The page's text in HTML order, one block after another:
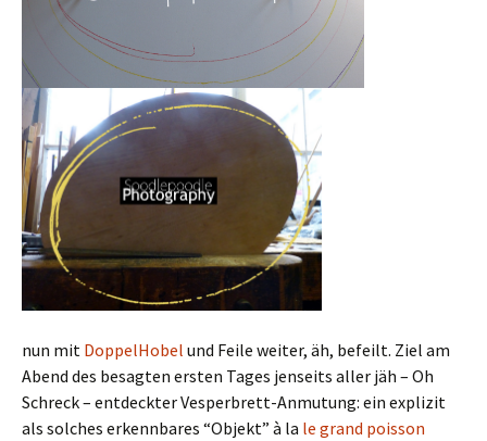
nun mit DoppelHobel und Feile weiter, äh, befeilt. Ziel am
Abend des besagten ersten Tages jenseits aller jäh – Oh
Schreck – entdeckter Vesperbrett-Anmutung: ein explizit
als solches erkennbares “Objekt” à la le grand poisson